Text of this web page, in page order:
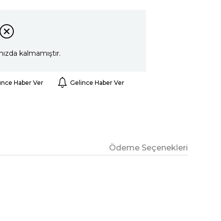
kalmamıştır.
Haber Ver Gelince Haber Ver
Ödeme Seçenekleri